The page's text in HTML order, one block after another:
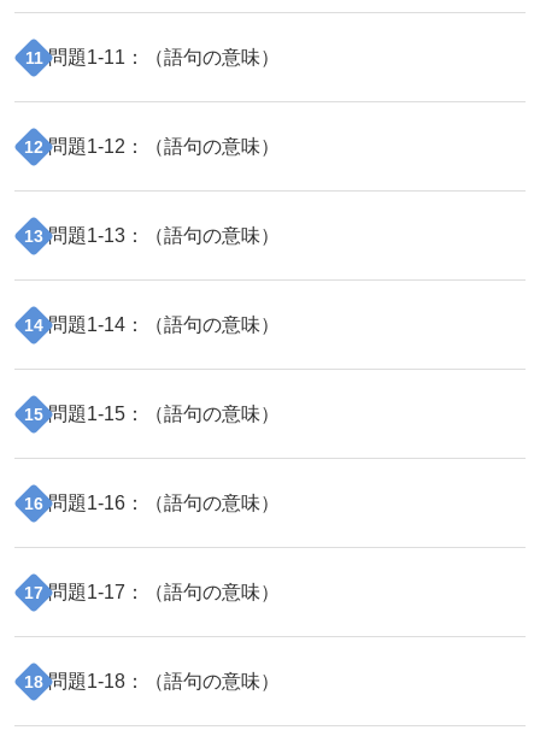
11 問題1-11 ：（語句の意味）
12 問題1-12 ：（語句の意味）
13 問題1-13 ：（語句の意味）
14 問題1-14 ：（語句の意味）
15 問題1-15 ：（語句の意味）
16 問題1-16 ：（語句の意味）
17 問題1-17 ：（語句の意味）
18 問題1-18 ：（語句の意味）